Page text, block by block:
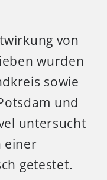
von
wurden
sowie
und
untersucht
einer
getestet.